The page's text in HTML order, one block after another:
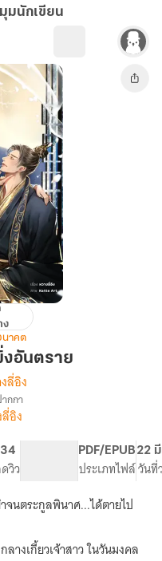
มุมนักเขียน
ง
าคต
อันตราย
าม
ราย
ลี่อิง
กกา
อิง
วิว
PDF/EPUB
ประเภทไฟล์
22
วันที่
จนตระกูลพินาศ...ได้ตายไป
างเกี้ยวเจ้าสาว ในวันมงคล